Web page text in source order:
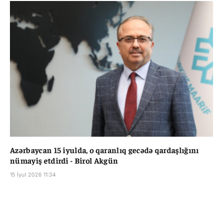
Azərbaycan 15 iyulda, o qaranlıq gecədə qardaşlığını
nümayiş etdirdi - Birol Akgün
15 İyul 2026 11:34